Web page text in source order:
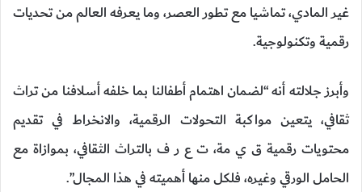
غير المادي، تماشيا مع تطور العصر، وما يعرفه العالم من تحديات
رقمية وتكنولوجية.
وأبرز جلالته أنه “لضمان اهتمام أطفالنا بما خلفه أسلافنا من تراث
ثقافي، يتعين مواكبة التحولات الرقمية، والانخراط في تقديم
محتويات رقمية ق ي مة، ت ع ر ف بالتراث الثقافي، بموازاة مع
الحامل الورقي وغيره، فلكل منها أهميته في هذا المجال”.